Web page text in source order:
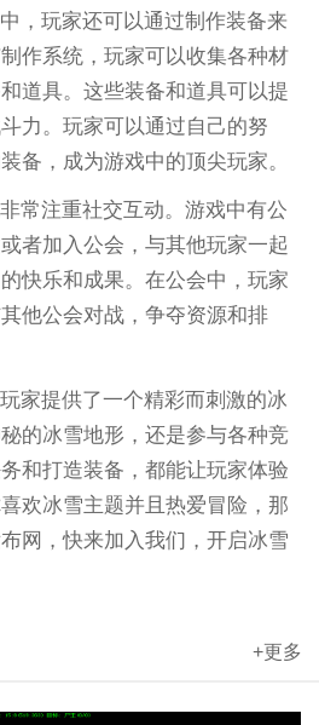
，玩家还可以通过制作装备来
作系统，玩家可以收集各种材
道具。这些装备和道具可以提
力。玩家可以通过自己的努
备，成为游戏中的顶尖玩家。
常注重社交互动。游戏中有公
者加入公会，与其他玩家一起
快乐和成果。在公会中，玩家
他公会对战，争夺资源和排
家提供了一个精彩而刺激的冰
的冰雪地形，还是参与各种竞
和打造装备，都能让玩家体验
欢冰雪主题并且热爱冒险，那
网，快来加入我们，开启冰雪
+更多